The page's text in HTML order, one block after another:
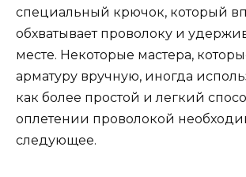
специальный крючок, который
обхватывает проволоку и
месте. Некоторые мастера,
арматуру вручную, иногда
как более простой и легкий
оплетении проволокой
следующее.